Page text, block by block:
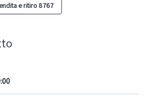
e ritiro 8767